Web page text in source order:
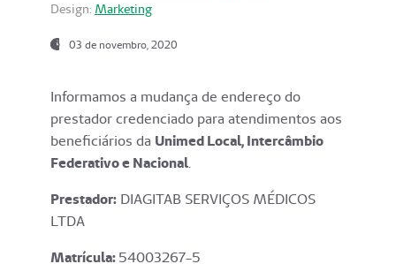
Design: Marketing
03 de novembro, 2020
Informamos a mudança de endereço do
prestador credenciado para atendimentos aos
beneficiários da Unimed Local, Intercâmbio
Federativo e Nacional.
Prestador: DIAGITAB SERVIÇOS MÉDICOS
LTDA
Matrícula:54003267-5